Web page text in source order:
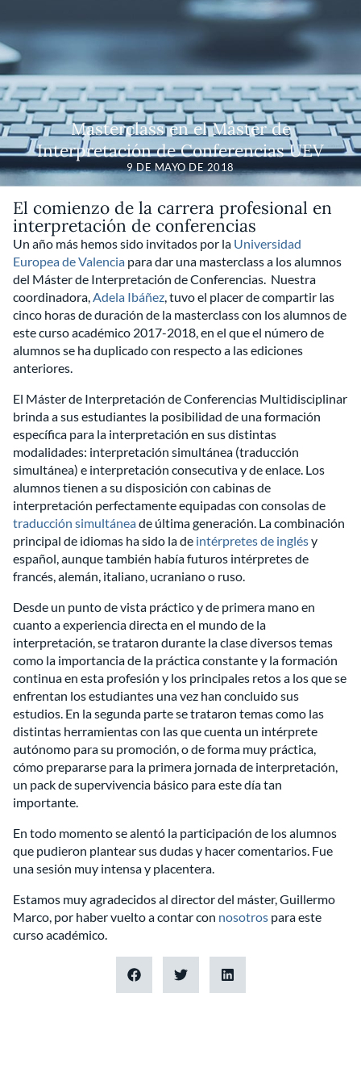
Masterclass en el Máster de
Interpretación de Conferencias UEV
9 DE MAYO DE 2018
El comienzo de la carrera profesional en
interpretación de conferencias
Un año más hemos sido invitados por la Universidad
Europea de Valencia para dar una masterclass a los alumnos
del Máster de Interpretación de Conferencias. Nuestra
coordinadora,Adela Ibáñez, tuvo el placer de compartir las
cinco horas de duración de la masterclass con los alumnos de
este curso académico 2017-2018, en el que el número de
alumnos se ha duplicado con respecto a las ediciones
anteriores.
El Máster de Interpretación de Conferencias Multidisciplinar
brinda a sus estudiantes la posibilidad de una formación
específica para la interpretación en sus distintas
modalidades: interpretación simultánea (traducción
simultánea) e interpretación consecutiva y de enlace. Los
alumnos tienen a su disposición con cabinas de
interpretación perfectamente equipadas con consolas de
traducción simultáneade última generación. La combinación
principal de idiomas ha sido la de intérpretes de inglésy
español, aunque también había futuros intérpretes de
francés, alemán, italiano, ucraniano o ruso.
Desde un punto de vista práctico y de primera mano en
cuanto a experiencia directa en el mundo de la
interpretación, se trataron durante la clase diversos temas
como la importancia de la práctica constante y la formación
continua en esta profesión y los principales retos a los que se
enfrentan los estudiantes una vez han concluido sus
estudios. En la segunda parte se trataron temas como las
distintas herramientas con las que cuenta un intérprete
autónomo para su promoción, o de forma muy práctica,
cómo prepararse para la primera jornada de interpretación,
un pack de supervivencia básico para este día tan
importante.
En todo momento se alentó la participación de los alumnos
que pudieron plantear sus dudas y hacer comentarios. Fue
una sesión muy intensa y placentera.
Estamos muy agradecidos al director del máster, Guillermo
Marco, por haber vuelto a contar con nosotros para este
curso académico.